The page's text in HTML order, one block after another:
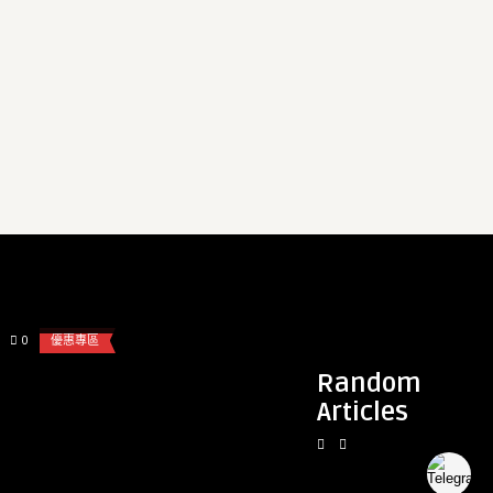
Random
Articles
0 優惠專區